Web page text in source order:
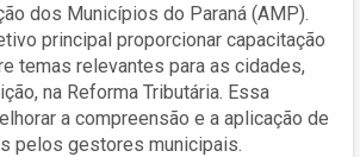
dos Municípios do Paraná (AMP).
principal proporcionar capacitação
temas relevantes para as cidades,
na Reforma Tributária. Essa
a compreensão e a aplicação de
pelos gestores municipais.